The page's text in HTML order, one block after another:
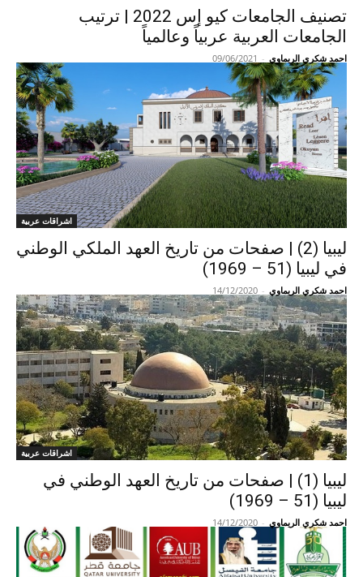
تصنيف الجامعات كيو إس 2022 | ترتيب
الجامعات العربية عربياً وعالمياً
احمد شكري الريماوي -
09/06/2021
اشراقات عربية
ليبيا (2) | صفحات من تاريخ العهد الملكي الوطني
في ليبيا (51 – 1969)
احمد شكري الريماوي -
14/12/2020
اشراقات عربية
ليبيا (1) | صفحات من تاريخ العهد الوطني في
ليبيا (51 – 1969)
احمد شكري الريماوي -
14/12/2020